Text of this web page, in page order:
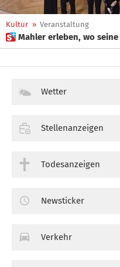
Kultur » Veranstaltung
 Mahler erleben, wo
Wetter
Stellenanzeigen
Todesanzeigen
Newsticker
Verkehr